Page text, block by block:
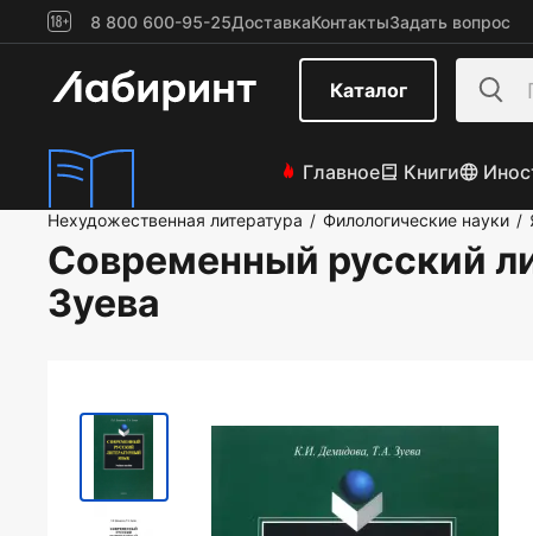
8 800 600-95-25ДоставкаКонтактыЗадать вопрос
Каталог
Главное Книги
Нехудожественная литература / Филологические науки /
Современный русский
Зуева